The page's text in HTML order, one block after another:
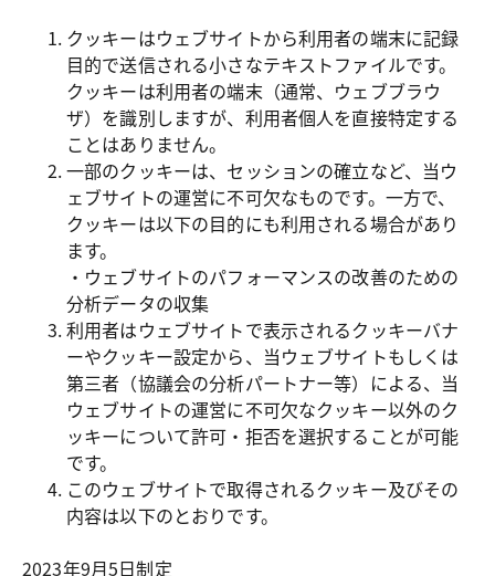
クッキーはウェブサイトから利用者の端末に記録
目的で送信される小さなテキストファイルです。
クッキーは利用者の端末（通常、ウェブブラウ
ザ）を識別しますが、利用者個人を直接特定する
ことはありません。
一部のクッキーは、セッションの確立など、当ウ
ェブサイトの運営に不可欠なものです。一方で、
クッキーは以下の目的にも利用される場合があり
ます。
・ウェブサイトのパフォーマンスの改善のための
分析データの収集
利用者はウェブサイトで表示されるクッキーバナ
ーやクッキー設定から、当ウェブサイトもしくは
第三者（協議会の分析パートナー等）による、当
ウェブサイトの運営に不可欠なクッキー以外のク
ッキーについて許可・拒否を選択することが可能
です。
このウェブサイトで取得されるクッキー及びその
内容は以下のとおりです。
2023年9月5日制定